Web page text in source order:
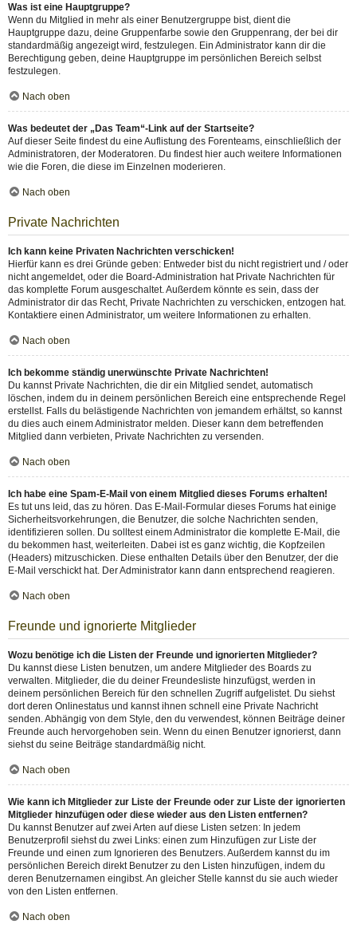
Was ist eine Hauptgruppe?
Wenn du Mitglied in mehr als einer Benutzergruppe bist, dient die
Hauptgruppe dazu, deine Gruppenfarbe sowie den Gruppenrang, der bei dir
standardmäßig angezeigt wird, festzulegen. Ein Administrator kann dir die
Berechtigung geben, deine Hauptgruppe im persönlichen Bereich selbst
festzulegen.
Nach oben
Was bedeutet der „Das Team“-Link auf der Startseite?
Auf dieser Seite findest du eine Auflistung des Forenteams, einschließlich der
Administratoren, der Moderatoren. Du findest hier auch weitere Informationen
wie die Foren, die diese im Einzelnen moderieren.
Nach oben
Private Nachrichten
Ich kann keine Privaten Nachrichten verschicken!
Hierfür kann es drei Gründe geben: Entweder bist du nicht registriert und / oder
nicht angemeldet, oder die Board-Administration hat Private Nachrichten für
das komplette Forum ausgeschaltet. Außerdem könnte es sein, dass der
Administrator dir das Recht, Private Nachrichten zu verschicken, entzogen hat.
Kontaktiere einen Administrator, um weitere Informationen zu erhalten.
Nach oben
Ich bekomme ständig unerwünschte Private Nachrichten!
Du kannst Private Nachrichten, die dir ein Mitglied sendet, automatisch
löschen, indem du in deinem persönlichen Bereich eine entsprechende Regel
erstellst. Falls du belästigende Nachrichten von jemandem erhältst, so kannst
du dies auch einem Administrator melden. Dieser kann dem betreffenden
Mitglied dann verbieten, Private Nachrichten zu versenden.
Nach oben
Ich habe eine Spam-E-Mail von einem Mitglied dieses Forums erhalten!
Es tut uns leid, das zu hören. Das E-Mail-Formular dieses Forums hat einige
Sicherheitsvorkehrungen, die Benutzer, die solche Nachrichten senden,
identifizieren sollen. Du solltest einem Administrator die komplette E-Mail, die
du bekommen hast, weiterleiten. Dabei ist es ganz wichtig, die Kopfzeilen
(Headers) mitzuschicken. Diese enthalten Details über den Benutzer, der die
E-Mail verschickt hat. Der Administrator kann dann entsprechend reagieren.
Nach oben
Freunde und ignorierte Mitglieder
Wozu benötige ich die Listen der Freunde und ignorierten Mitglieder?
Du kannst diese Listen benutzen, um andere Mitglieder des Boards zu
verwalten. Mitglieder, die du deiner Freundesliste hinzufügst, werden in
deinem persönlichen Bereich für den schnellen Zugriff aufgelistet. Du siehst
dort deren Onlinestatus und kannst ihnen schnell eine Private Nachricht
senden. Abhängig von dem Style, den du verwendest, können Beiträge deiner
Freunde auch hervorgehoben sein. Wenn du einen Benutzer ignorierst, dann
siehst du seine Beiträge standardmäßig nicht.
Nach oben
Wie kann ich Mitglieder zur Liste der Freunde oder zur Liste der ignorierten
Mitglieder hinzufügen oder diese wieder aus den Listen entfernen?
Du kannst Benutzer auf zwei Arten auf diese Listen setzen: In jedem
Benutzerprofil siehst du zwei Links: einen zum Hinzufügen zur Liste der
Freunde und einen zum Ignorieren des Benutzers. Außerdem kannst du im
persönlichen Bereich direkt Benutzer zu den Listen hinzufügen, indem du
deren Benutzernamen eingibst. An gleicher Stelle kannst du sie auch wieder
von den Listen entfernen.
Nach oben